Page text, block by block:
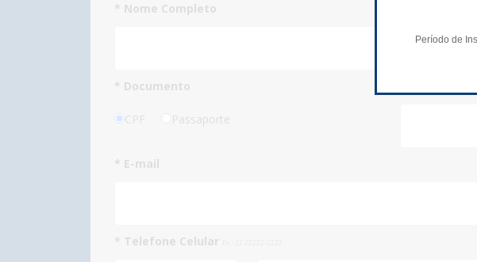
* Nome Completo
* Documento
CPF Passaporte
* E-mail
* Telefone Celular
Período de